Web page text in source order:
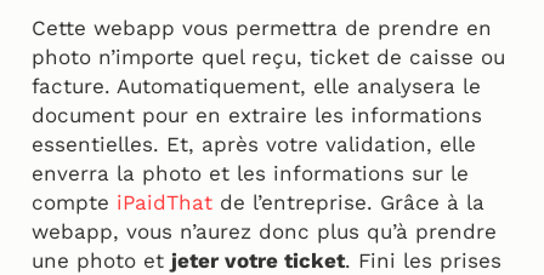
Cette webapp vous permettra de prendre en
photo n’importe quel reçu, ticket de caisse ou
facture. Automatiquement, elle analysera le
document pour en extraire les informations
essentielles. Et, après votre validation, elle
enverra la photo et les informations sur le
compte iPaidThat de l’entreprise. Grâce à la
webapp, vous n’aurez donc plus qu’à prendre
une photo et jeter votre ticket. Fini les prises